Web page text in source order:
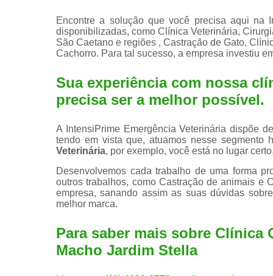
Encontre a solução que você precisa aqui na
disponibilizadas, como Clínica Veterinária,
São Caetano e regiões , Castração de Gato,
Cachorro. Para tal sucesso, a empresa investiu
Sua experiência com nossa
precisa ser a melhor possível.
A IntensiPrime Emergência Veterinária dispõe
tendo em vista que, atuamos nesse segmento
Veterinária, por exemplo, você está no lugar certo.
Desenvolvemos cada trabalho de uma forma
outros trabalhos, como Castração de animais e
empresa, sanando assim as suas dúvidas
melhor marca.
Para saber mais sobre Clínica
Macho Jardim Stella